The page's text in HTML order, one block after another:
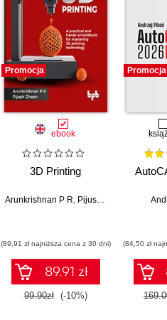
Promocja
ebook
3D Printing
Arunkrishnan P R, Pijush Ghosh
(89,91 zł najniższa cena z 30 dni)
89.91 zł
99.90zł (-10%)
Promocja
(84,50 zł